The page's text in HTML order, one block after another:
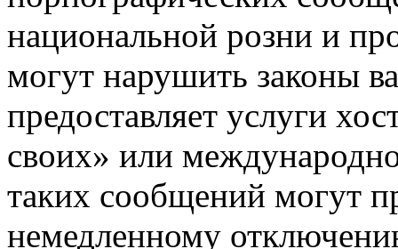
национальной розни и
могут нарушить законы
предоставляет услуги
своих» или
таких сообщений могут
немедленному